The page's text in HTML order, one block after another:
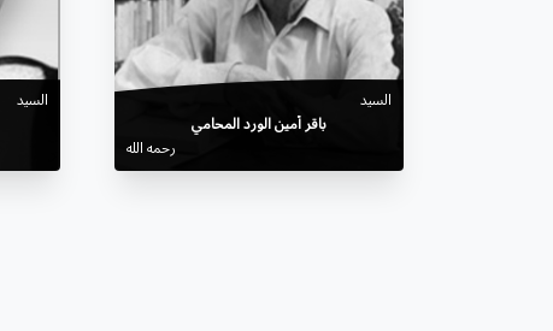
السيد
باقر أمين الورد المحامي
رحمه الله
السيد